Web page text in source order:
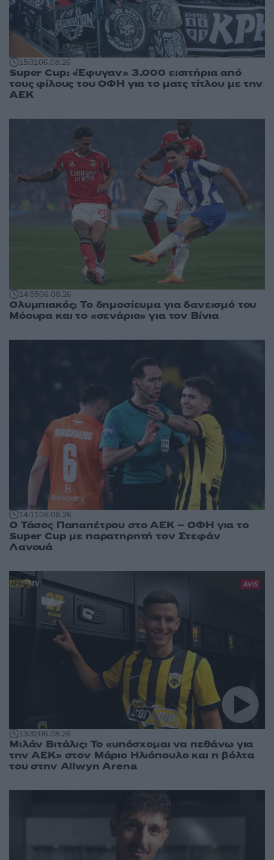
15:3106.08.26
Super Cup: «Έφυγαν» 3.000 εισιτήρια από
τους φίλους του ΟΦΗ για το ματς τίτλου με την
ΑΕΚ
14:5506.08.26
Ολυμπιακός: Το δημοσίευμα για δανεισμό του
Μόουρα και το «σενάριο» για τον Βίνια
14:1106.08.26
Ο Τάσος Παπαπέτρου στο ΑΕΚ – ΟΦΗ για το
Super Cup με παρατηρητή τον Στεφάν
Λανουά
13:3206.08.26
Μιλάν Βιτάλις: Το «υπόσχομαι να πεθάνω για
την ΑΕΚ» στον Μάριο Ηλιόπουλο και η βόλτα
του στην Allwyn Arena